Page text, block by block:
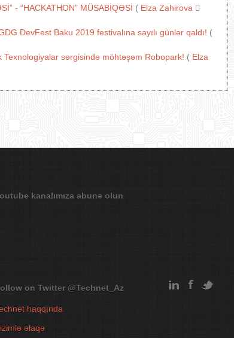
- “HACKATHON” MÜSABİQƏSİ ( Elza Zahirova
DevFest Baku 2019 festivalına sayılı günlər qaldı! (
sərgisində möhtəşəm Robopark! ( Elza
kanalımıza abunə olun
on Twitter @Technet_Az
haqqında
əlaqə